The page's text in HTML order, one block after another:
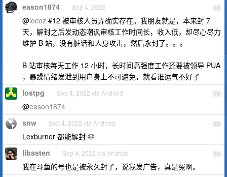
13
eason1874 Sep 4, 2022
@locoz #12 被审核人员弄确实存在。我朋友就是，本来封 7
天，解封之后发动态嘲讽审核工作时间长，收入低，却尽心尽力
维护 B 站，没有脏话和人身攻击，然后永封了。。。
B 站审核每天工作 12 小时，长时间高强度工作还要被领导 PUA
，暴躁情绪发泄到用户身上不可避免，就看谁运气不好了
14
lostpg Sep 4, 2022 via Android
@eason1874
15
snw Sep 4, 2022 via Android
Lexburner 都能解封 🐶
16
libasten Sep 4, 2022 via Android
我在斗鱼的号也是被永久封了，说我发广告，真是冤啊。